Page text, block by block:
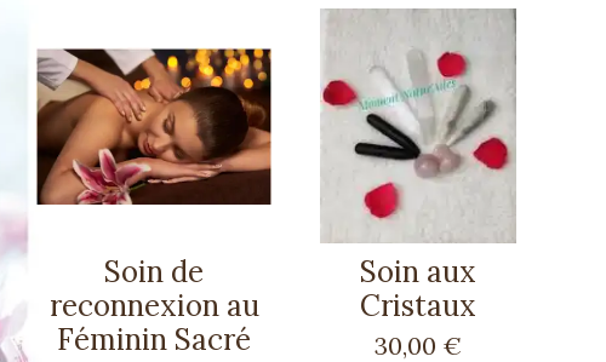
Soin de
reconnexion au
Féminin Sacré
Soin aux
Cristaux
30,00 €